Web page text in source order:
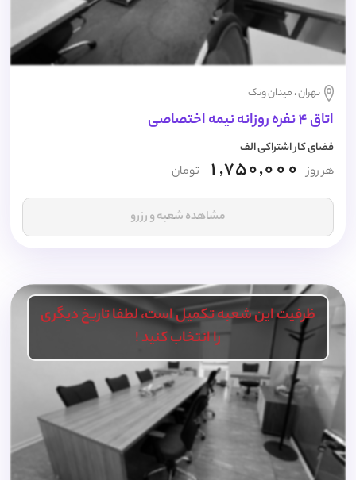
تهران ، میدان ونک
اتاق 4 نفره روزانه نیمه اختصاصی
فضای کار اشتراکی الف
هر روز 1,750,000 تومان
مشاهده شعبه و رزرو
ظرفیت این شعبه تکمیل است، لطفا تاریخ دیگری
را انتخاب کنید !